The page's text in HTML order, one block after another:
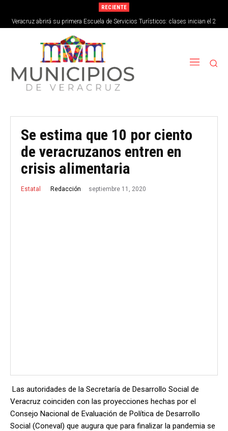
RECIENTE
Veracruz abrirá su primera Escuela de Servicios Turísticos: clases inician el 2
de septiembre
Se estima que 10 por ciento
de veracruzanos entren en
crisis alimentaria
Estatal Redacción septiembre 11, 2020
Las autoridades de la Secretaría de Desarrollo Social de
Veracruz coinciden con las proyecciones hechas por el
Consejo Nacional de Evaluación de Política de Desarrollo
Social (Coneval) que augura que para finalizar la pandemia se